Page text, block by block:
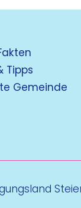
Tipps
Gemeinde